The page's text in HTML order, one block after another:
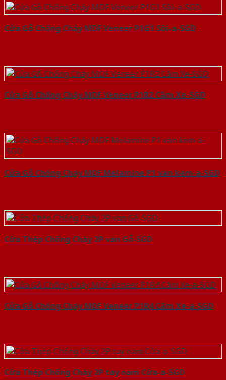
Cửa Gỗ Chống Cháy MDF Veneer P1G1 Sồi-a-SGD
Cửa Gỗ Chống Cháy MDF Veneer P1R2 Căm Xe-SGD
Cửa Gỗ Chống Cháy MDF Melamine P1 van kem-a-SGD
Cửa Thép Chống Cháy 2P van Gỗ-SGD
Cửa Gỗ Chống Cháy MDF Veneer P1R4 Căm Xe-a-SGD
Cửa Thép Chống Cháy 2P tay nam Cửa-a-SGD